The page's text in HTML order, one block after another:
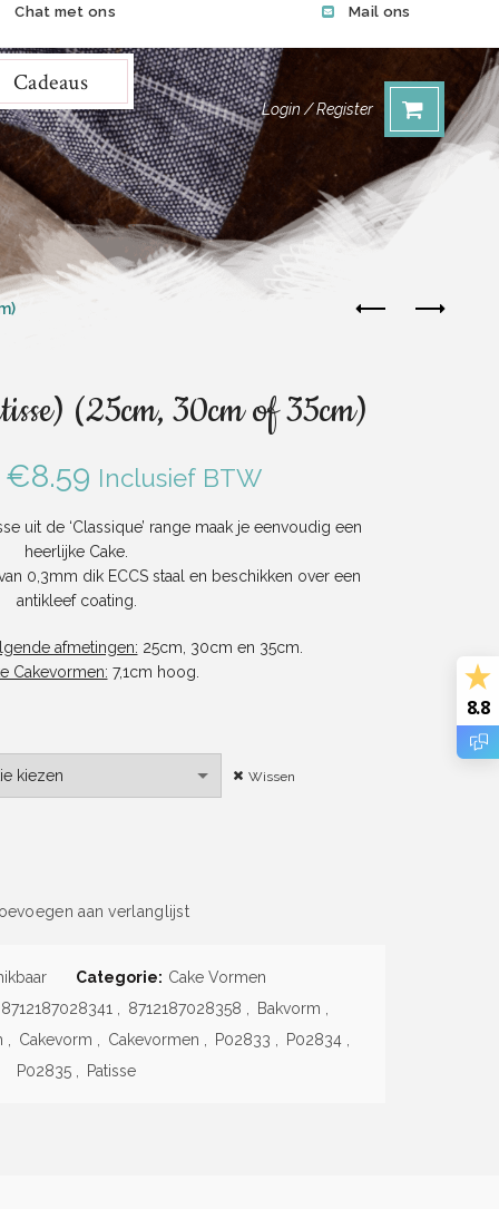
Chat met ons Mail ons
Cadeaus
Login / Register
(25cm, 30cm of 35cm)
€8.59 Prijsklasse:
€6.89
tot
€8.59
Inclusief BTW
uit de ‘Classique’ range maak je eenvoudig een
heerlijke Cake.
0,3mm dik ECCS staal en beschikken over een
antikleef coating.
afmetingen: 25cm, 30cm en 35cm.
Cakevormen: 7,1cm hoog.
Wissen
aan verlanglijst
Categorie: Cake Vormen
8712187028341 8712187028358 Bakvorm
Cakevorm Cakevormen P02833 P02834
P02835
Patisse
8.8